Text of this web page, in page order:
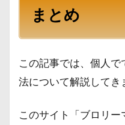
まとめ
この記事では、個人
法について解説してき
このサイト「ブロリ